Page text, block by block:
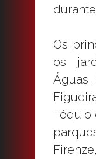
Os
os
Águas,
Tóquio